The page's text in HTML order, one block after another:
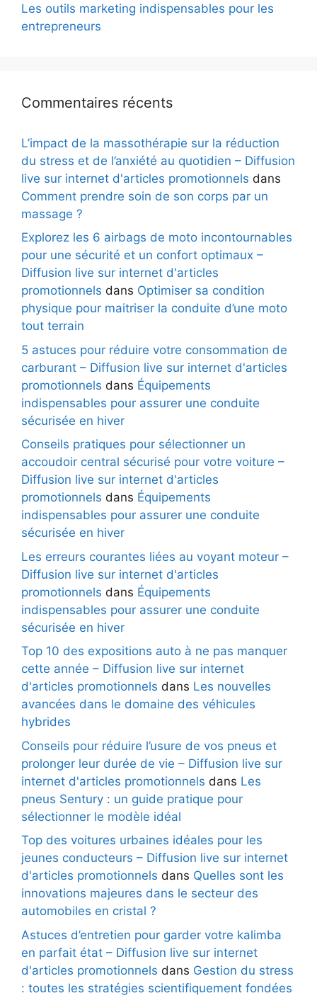
Les outils marketing indispensables pour les
entrepreneurs
Commentaires récents
L’impact de la massothérapie sur la réduction
du stress et de l’anxiété au quotidien – Diffusion
live sur internet d'articles promotionnels dans
Comment prendre soin de son corps par un
massage ?
Explorez les 6 airbags de moto incontournables
pour une sécurité et un confort optimaux –
Diffusion live sur internet d'articles
promotionnels dans Optimiser sa condition
physique pour maitriser la conduite d’une moto
tout terrain
5 astuces pour réduire votre consommation de
carburant – Diffusion live sur internet d'articles
promotionnels dans Équipements
indispensables pour assurer une conduite
sécurisée en hiver
Conseils pratiques pour sélectionner un
accoudoir central sécurisé pour votre voiture –
Diffusion live sur internet d'articles
promotionnels dans Équipements
indispensables pour assurer une conduite
sécurisée en hiver
Les erreurs courantes liées au voyant moteur –
Diffusion live sur internet d'articles
promotionnels dans Équipements
indispensables pour assurer une conduite
sécurisée en hiver
Top 10 des expositions auto à ne pas manquer
cette année – Diffusion live sur internet
d'articles promotionnels dans Les nouvelles
avancées dans le domaine des véhicules
hybrides
Conseils pour réduire l’usure de vos pneus et
prolonger leur durée de vie – Diffusion live sur
internet d'articles promotionnels dans Les
pneus Sentury : un guide pratique pour
sélectionner le modèle idéal
Top des voitures urbaines idéales pour les
jeunes conducteurs – Diffusion live sur internet
d'articles promotionnels dans Quelles sont les
innovations majeures dans le secteur des
automobiles en cristal ?
Astuces d’entretien pour garder votre kalimba
en parfait état – Diffusion live sur internet
d'articles promotionnels dans Gestion du stress
: toutes les stratégies scientifiquement fondées